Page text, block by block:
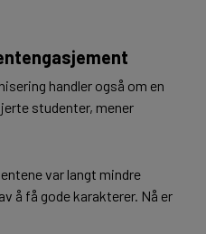
handler også om en
studenter, mener
var langt mindre
å få gode karakterer. Nå er